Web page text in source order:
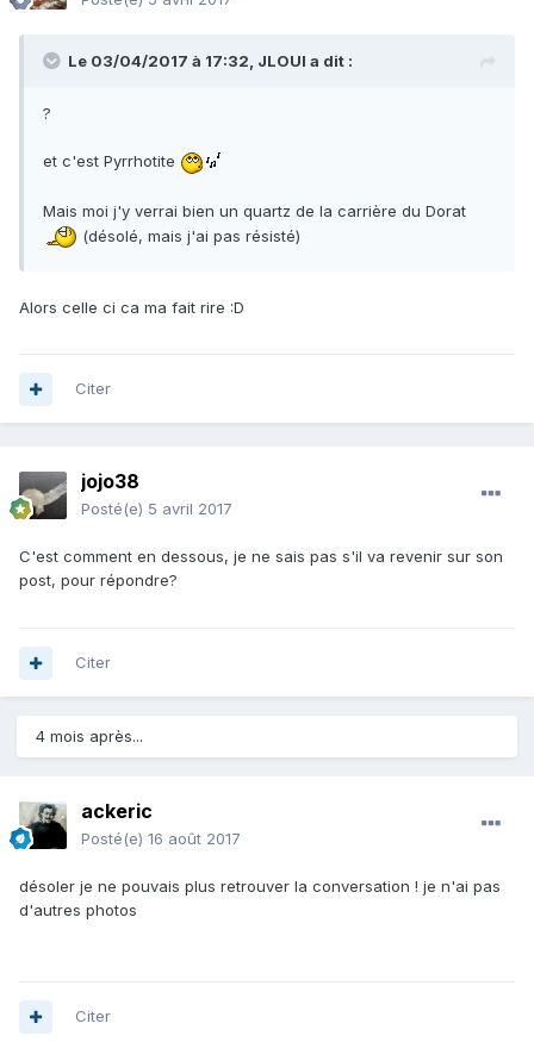
Le 03/04/2017 à 17:32, JLOUI a dit :
?
et c'est Pyrrhotite
Mais moi j'y verrai bien un quartz de la carrière du Dorat
(désolé, mais j'ai pas résisté)
Alors celle ci ca ma fait rire :D
Citer
jojo38
Posté(e) 5 avril 2017
C'est comment en dessous, je ne sais pas s'il va revenir sur son
post, pour répondre?
Citer
4 mois après...
ackeric
Posté(e) 16 août 2017
désoler je ne pouvais plus retrouver la conversation ! je n'ai pas
d'autres photos
Citer